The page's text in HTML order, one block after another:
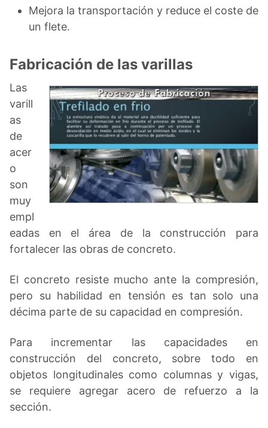
Mejora la transportación y reduce el coste de
un flete.
Fabricación de las varillas
Las
varill
as
de
acer
o
son
muy
empl
eadas en el área de la construcción para
fortalecer las obras de concreto.
El concreto resiste mucho ante la compresión,
pero su habilidad en tensión es tan solo una
décima parte de su capacidad en compresión.
Para incrementar las capacidades en
construcción del concreto, sobre todo en
objetos longitudinales como columnas y vigas,
se requiere agregar acero de refuerzo a la
sección.